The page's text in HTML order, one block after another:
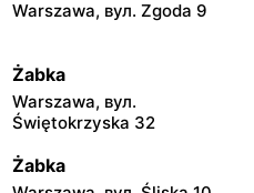
Warszawa, вул. Zgoda 9
Żabka
Warszawa, вул.
Świętokrzyska 32
Żabka